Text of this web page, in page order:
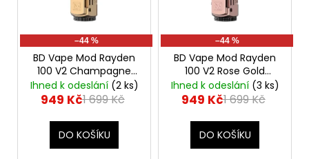
o
–44 %
BD Vape Mod Rayden
100 V2 Champagne
GoldVýkonný
značkový elektronický
Ihned k odeslání (2 ks)
949 Kč1 699 Kč
DO KOŠÍKU
–44 %
BD Vape Mod Rayden
100 V2 Rose Gold
Výkonný značkový
elektronický Grip
Ihned k odeslání (3 ks)
949 Kč1 699 Kč
DO KOŠÍKU